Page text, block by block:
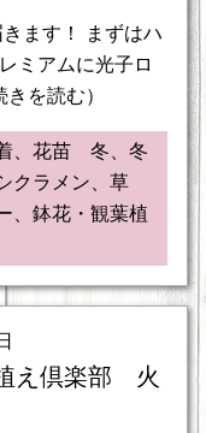
ます！ まずはハ
ミアムに光子ロ
を読む）
、花苗 冬、冬
クラメン、草
、鉢花・観葉植
え倶楽部 火